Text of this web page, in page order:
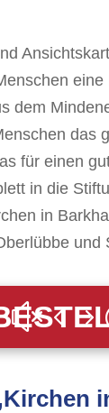
dem
das
für einen
in die
in
und